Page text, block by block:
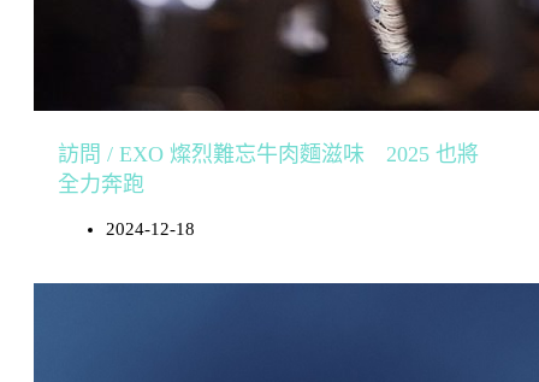
訪問 / EXO 燦烈難忘牛肉麵滋味 2025 也將
全力奔跑
2024-12-18